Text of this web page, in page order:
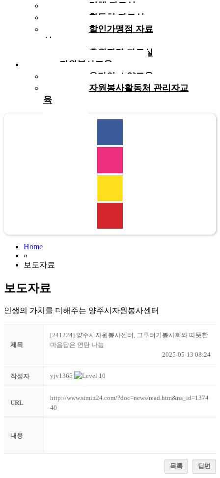
단체 자료실
활동처 자료실
할인가맹점 자료
실
후원관련 자료실
자원봉사교육
온라인 소양교육
자원봉사활동처 관리자교
육
Home
»
보도자료
보도자료
인생의 가치를 더해주는 양주시자원봉사센터
제목
[241224] 양주시자원봉사센터, 그루터기봉사회와 따뜻한
마음담은 연탄 나눔
2025-05-13 08:24
작성자 yjv1365
URL
http://www.simin24.com/?doc=news/read.htm&ns_id=1374
40
내용
목록 답변